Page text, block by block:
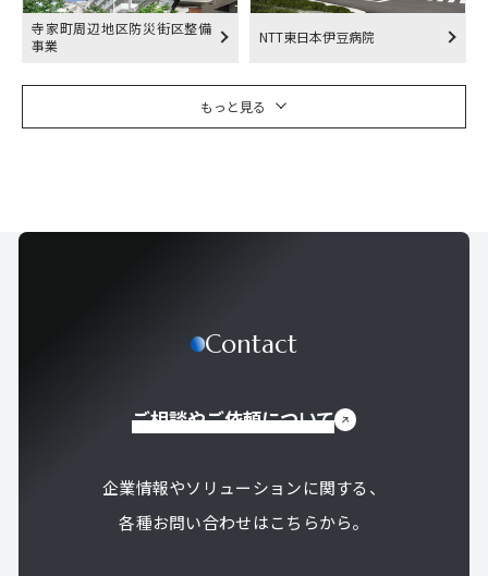
寺家町周辺地区防災街区整備
事業
NTT東日本伊豆病院
もっと見る
Contact
ご相談やご依頼について
企業情報やソリューションに関する、
各種お問い合わせはこちらから。